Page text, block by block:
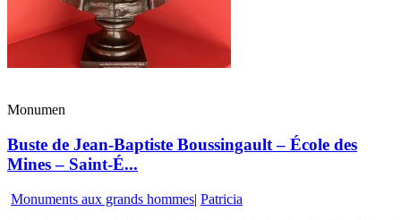
Monumen
Buste de Jean-Baptiste Boussingault – École des
Mines – Saint-É...
Monuments aux grands hommes| Patricia